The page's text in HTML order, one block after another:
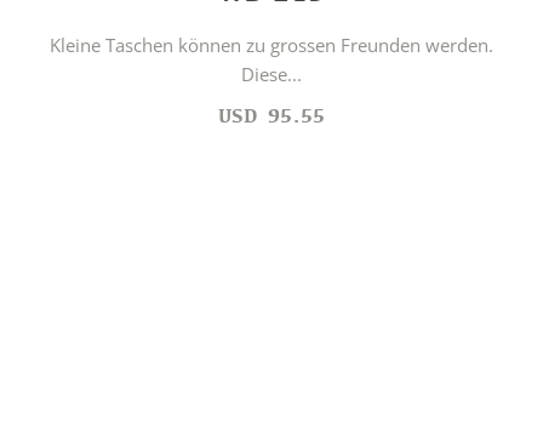
Kleine Taschen können zu grossen Freunden werden.
Diese...
USD 95.55